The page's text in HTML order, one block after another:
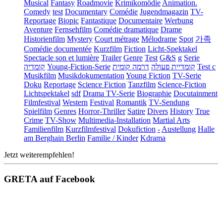
Musical Fantasy Roadmovie KrimikomödieAnimation.
Comedy test Documentary Comédie Jugendmagazin TV-
Reportage Biopic Fantastique Documentaire Werbung
Aventure Fernsehfilm Comédie dramatique Drame
Historienfilm Mystery Court métrage Mélodrame Spot 가족
Comédie documentée Kurzfilm Fiction Licht-Spektakel
Spectacle son et lumière Trailer Genre Test G&S g Serie
קומדיה Young-Fiction-Serie קומדיית פעולה דרמה קומית
Test c
Musikfilm MusikdokumentationYoung Fiction TV-Serie
Doku Reportage Science Fiction Tanzfilm Science-Fiction
Lichtspektakel sdf Drama TV-Serie Biographie Docutainment
Filmfestival Western Festival Romantik TV-Sendung
Spielfilm Genres Horror-Thriller Satire Divers History True
Crime TV-Show Multimedia-Installation Martial Arts
Familienfilm Kurzfilmfestival Dokufiction -Austellung Halle
am Berghain Berlin Familie / Kinder Kdrama
Jetzt weiterempfehlen!
GRETA auf Facebook